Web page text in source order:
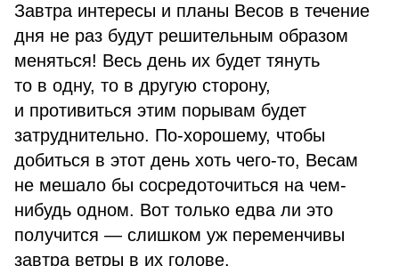
Завтра интересы и планы Весов в течение
дня не раз будут решительным образом
меняться! Весь день их будет тянуть
то в одну, то в другую сторону,
и противиться этим порывам будет
затруднительно. По-хорошему, чтобы
добиться в этот день хоть чего-то, Весам
не мешало бы сосредоточиться на чем-
нибудь одном. Вот только едва ли это
получится — слишком уж переменчивы
завтра ветры в их голове.